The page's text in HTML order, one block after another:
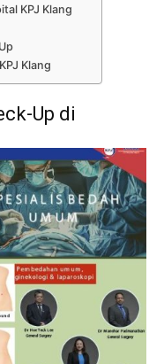
KPJ Klang
Klang
Up di